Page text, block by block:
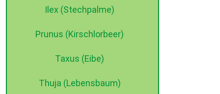
Ilex (Stechpalme)
Prunus (Kirschlorbeer)
Taxus (Eibe)
Thuja (Lebensbaum)